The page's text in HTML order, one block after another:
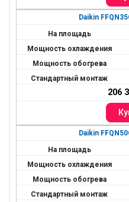
Daikin
206
Daikin